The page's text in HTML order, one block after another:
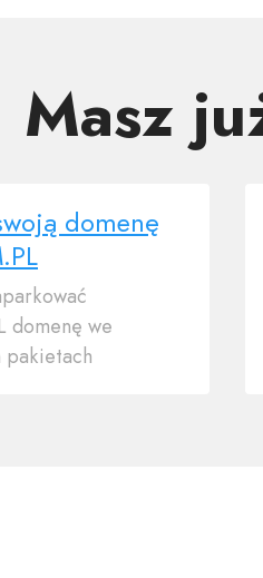
Masz
domenę
domenę we
pakietach